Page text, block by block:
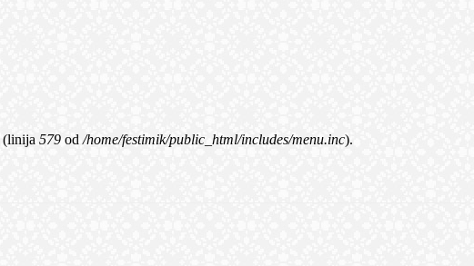
(linija 579 od/home/festimik/public_html/includes/menu.inc).